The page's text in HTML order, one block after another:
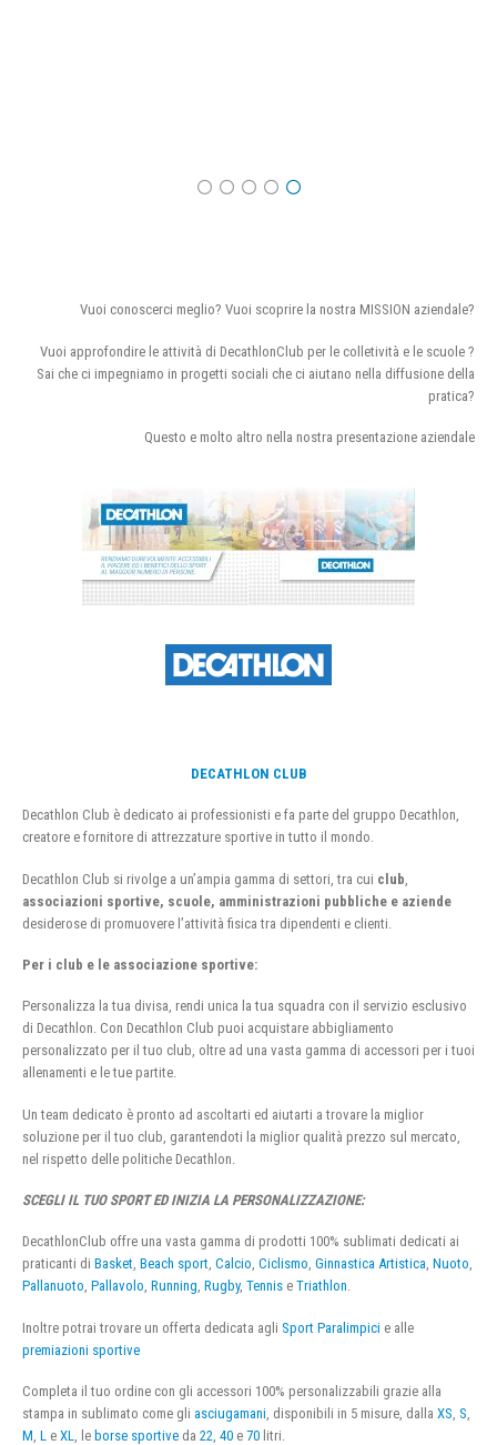
Vuoi conoscerci meglio? Vuoi scoprire la nostra MISSION aziendale?
Vuoi approfondire le attività di DecathlonClub per le colletività e le scuole ?
Sai che ci impegniamo in progetti sociali che ci aiutano nella diffusione della
pratica?
Questo e molto altro nella nostra presentazione aziendale
DECATHLON CLUB
Decathlon Club è dedicato ai professionisti e fa parte del gruppo Decathlon,
creatore e fornitore di attrezzature sportive in tutto il mondo.
Decathlon Club si rivolge a un’ampia gamma di settori, tra cui club
associazioni sportive, scuole, amministrazioni pubbliche e aziende
desiderose di promuovere l’attività fisica tra dipendenti e clienti.
Per i club e le associazione sportive:
Personalizza la tua divisa, rendi unica la tua squadra con il servizio esclusivo
di Decathlon. Con Decathlon Club puoi acquistare abbigliamento
personalizzato per il tuo club, oltre ad una vasta gamma di accessori per i tuoi
allenamenti e le tue partite.
Un team dedicato è pronto ad ascoltarti ed aiutarti a trovare la miglior
soluzione per il tuo club, garantendoti la miglior qualità prezzo sul mercato,
nel rispetto delle politiche Decathlon.
SCEGLI IL TUO SPORT ED INIZIA LA PERSONALIZZAZIONE:
DecathlonClub offre una vasta gamma di prodotti 100% sublimati dedicati ai
praticanti di Basket, Beach sport, Calcio, Ciclismo, Ginnastica Artistica, Nuoto,
Pallanuoto, Pallavolo, Running, Rugby, Tennis e Triathlon.
Inoltre potrai trovare un offerta dedicata agli Sport Paralimpici e alle
premiazioni sportive
Completa il tuo ordine con gli accessori 100% personalizzabili grazie alla
stampa in sublimato come gli asciugamani , disponibili in 5 misure, dalla XS S
M L e XL , le borse sportive da 22 40 e 70 litri.